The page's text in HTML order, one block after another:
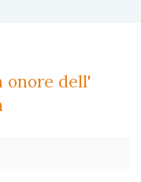
onore dell'